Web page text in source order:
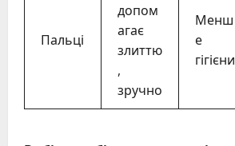
Пальці
допом
агає
злиттю
,
зручно
Менш
е
гігієни